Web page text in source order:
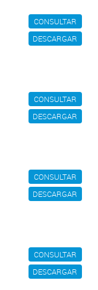
CONSULTAR
DESCARGAR
CONSULTAR
DESCARGAR
CONSULTAR
DESCARGAR
CONSULTAR
DESCARGAR